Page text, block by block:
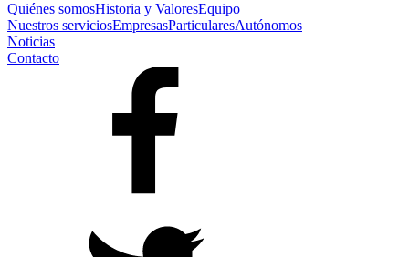
Quiénes somosHistoria y ValoresEquipo
Nuestros serviciosEmpresasParticularesAutónomos
Noticias
Contacto